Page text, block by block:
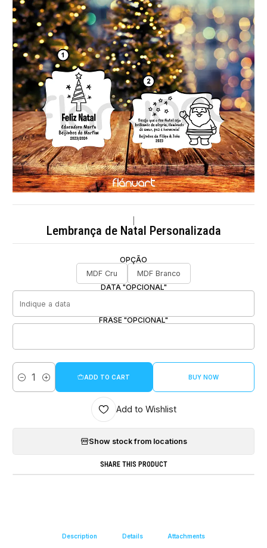
Lembrança de Natal Personalizada
OPÇÃO
MDF Cru
MDF Branco
DATA "OPCIONAL"
FRASE "OPCIONAL"
Quantity
ADD TO CART BUY NOW
Add to Wishlist
Show stock from locations
SHARE THIS PRODUCT
Description Details Attachments